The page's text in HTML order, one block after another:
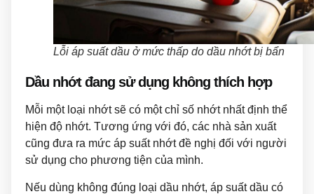
Lỗi áp suất dầu ở mức thấp do dầu nhớt bị bẩn
Dầu nhớt đang sử dụng không thích hợp
Mỗi một loại nhớt sẽ có một chỉ số nhớt nhất định thể
hiện độ nhớt. Tương ứng với đó, các nhà sản xuất
cũng đưa ra mức áp suất nhớt đề nghị đối với người
sử dụng cho phương tiện của mình.
Nếu dùng không đúng loại dầu nhớt, áp suất dầu có